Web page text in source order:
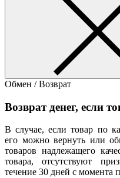
Обмен / Возврат
Возврат денег, если
В случае, если товар по
его можно вернуть или
товаров надлежащего
товара, отсутствуют
течение 30 дней с момента